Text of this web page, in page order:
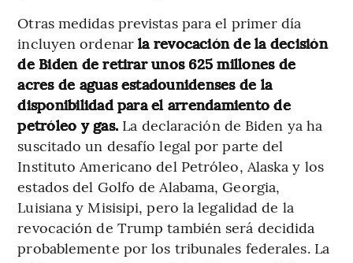
Otras medidas previstas para el primer día
incluyen ordenarla revocación de la decisión
de Biden de retirar unos 625 millones de
acres de aguas estadounidenses de la
disponibilidad para el arrendamiento de
petróleo y gas. La declaración de Biden ya ha
suscitado un desafío legal por parte del
Instituto Americano del Petróleo, Alaska y los
estados del Golfo de Alabama, Georgia,
Luisiana y Misisipi, pero la legalidad de la
revocación de Trump también será decidida
probablemente por los tribunales federales. La